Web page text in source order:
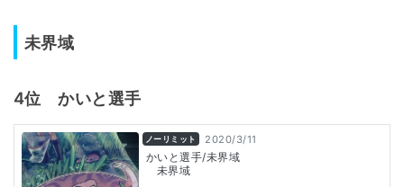
未界域
4位 かいと選手
ノーリミット 2020/3/11
かいと選手/未界域
未界域